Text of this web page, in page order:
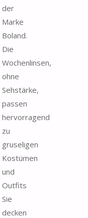
der
Marke
Boland.
Die
Wochenlinsen,
ohne
Sehstärke,
passen
hervorragend
zu
gruseligen
Kostümen
und
Outfits
Sie
decken